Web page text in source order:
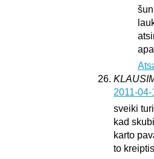
2011-
sveiki
kad
karto
to